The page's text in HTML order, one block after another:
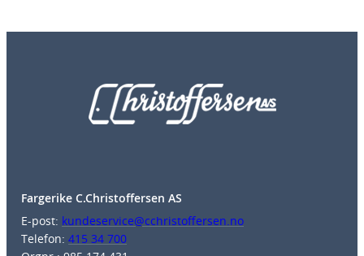
Fargerike C.Christoffersen AS
E-post: kundeservice@cchristoffersen.no
Telefon: 415 34 700